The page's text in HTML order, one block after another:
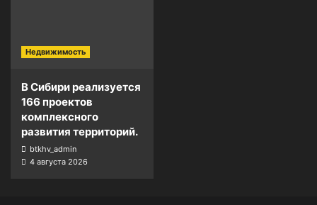
Недвижимость
В Сибири реализуется
166 проектов
комплексного
развития территорий.
btkhv_admin
4 августа 2026